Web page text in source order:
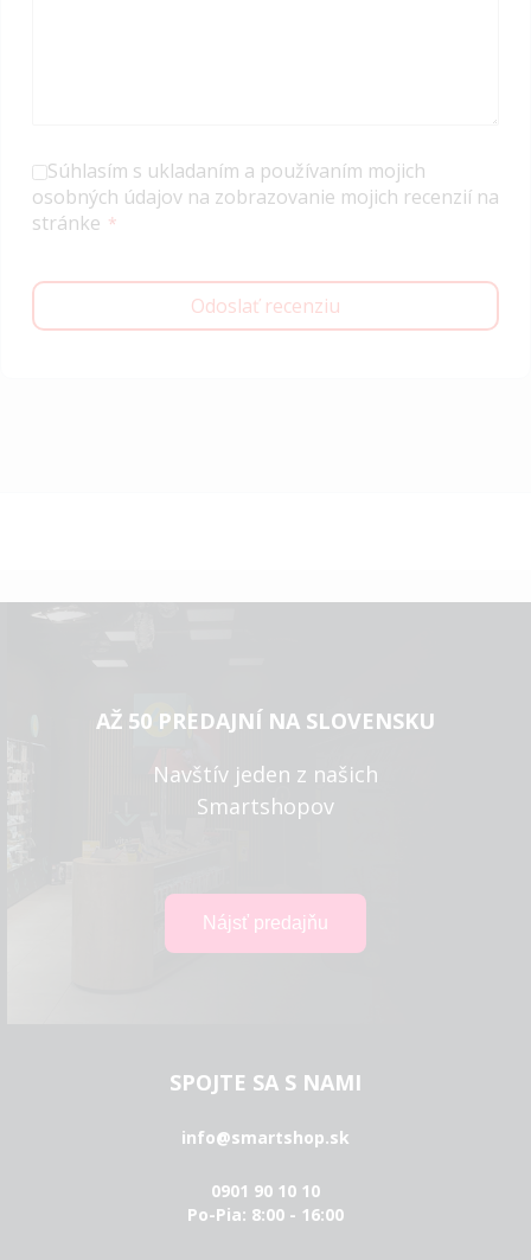
Súhlasím s ukladaním a používaním mojich
osobných údajov na zobrazovanie mojich recenzií na
stránke
Odoslať recenziu
AŽ 50 PREDAJNÍ NA SLOVENSKU
Navštív jeden z našich
Smartshopov
SPOJTE SA S NAMI
info@smartshop.sk
0901 90 10 10
Po-Pia: 8:00 - 16:00